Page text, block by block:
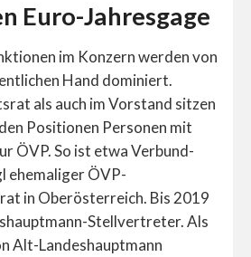
Euro-Jahresgage
im Konzern werden von
Hand dominiert.
als auch im Vorstand sitzen
Positionen Personen mit
ÖVP. So ist etwa Verbund-
ehemaliger ÖVP-
in Oberösterreich. Bis 2019
Stellvertreter. Als
Alt-Landeshauptmann